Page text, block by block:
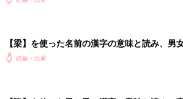
< 3 4 5